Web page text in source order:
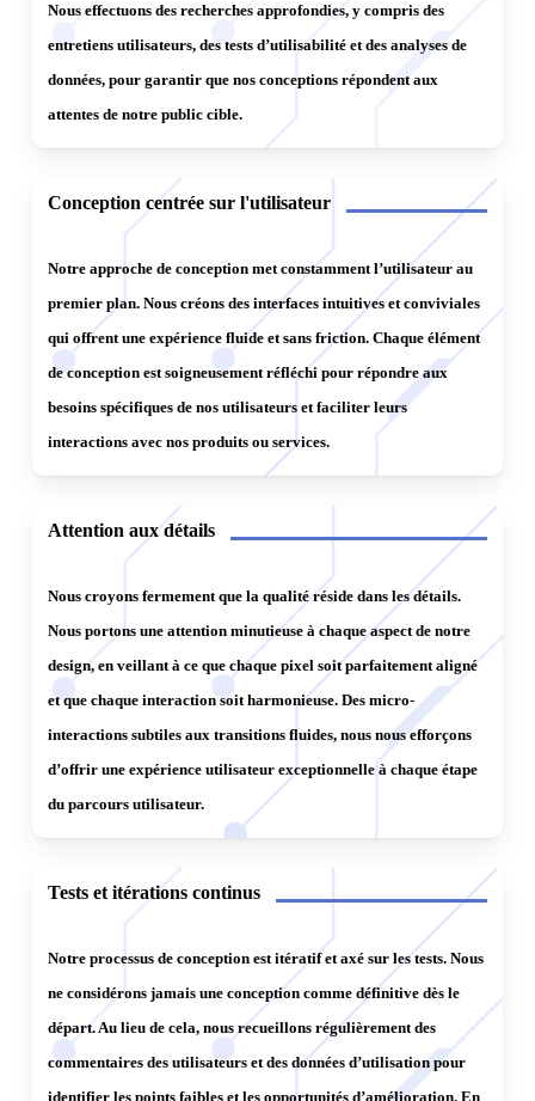
wireframes nous permettent de valider nos idées de
conception et d’itérer rapidement en fonction des retours
des utilisateurs.
5.Tests utilisateurs: Nous effectuons des tests
utilisateurs tout au long du processus de conception pour
recueillir des commentaires sur la convivialité, la clarté et
l’utilité de l’interface utilisateur. Nous utilisons ces retours
pour apporter des ajustements et des améliorations à notre
conception afin de mieux répondre aux besoins des
utilisateurs finaux.
6.Design visuel: Une fois que la structure et la
disposition ont été validées, nous appliquons les principes
et cohérente. Nous veillons à ce que les éléments visuels
tels que les couleurs, les typographies et les images
renforcent l’expérience utilisateur globale.
Itérations et améliorations continues
processus de conception UI/UX est itératif, ce qui signifie
que nous continuons à recueillir des retours d’utilisateur et
à apporter des améliorations tout au long du
développement du produit. Nous restons flexibles et
réactifs aux besoins changeants des utilisateurs pour
En intégrant ces pratiques dans notre processus de
conception UI/UX, nous nous assurons que les produits
que nous développons répondent aux besoins réels des
utilisateurs finaux et offrent une expérience utilisateur
positive et engageante.
Nous effectuons des recherches approfondies, y compris des
entretiens utilisateurs, des tests d’utilisabilité et des analyses de
données, pour garantir que nos conceptions répondent aux
attentes de notre public cible.
Conception centrée sur l'utilisateur
Notre approche de conception met constamment l’utilisateur au
premier plan. Nous créons des interfaces intuitives et conviviales
qui offrent une expérience fluide et sans friction. Chaque élément
de conception est soigneusement réfléchi pour répondre aux
besoins spécifiques de nos utilisateurs et faciliter leurs
interactions avec nos produits ou services.
Attention aux détails
Nous croyons fermement que la qualité réside dans les détails.
Nous portons une attention minutieuse à chaque aspect de notre
design, en veillant à ce que chaque pixel soit parfaitement aligné
et que chaque interaction soit harmonieuse. Des micro-
interactions subtiles aux transitions fluides, nous nous efforçons
d’offrir une expérience utilisateur exceptionnelle à chaque étape
du parcours utilisateur.
Tests et itérations continus
Notre processus de conception est itératif et axé sur les tests. Nous
ne considérons jamais une conception comme définitive dès le
départ. Au lieu de cela, nous recueillons régulièrement des
commentaires des utilisateurs et des données d’utilisation pour
identifier les points faibles et les opportunités d’amélioration. En